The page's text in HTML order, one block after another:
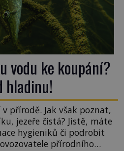
vodu ke koupání?
hladinu!
přírodě. Jak však poznat,
jezeře čistá? Jistě, máte
hygieniků či podrobit
přírodního